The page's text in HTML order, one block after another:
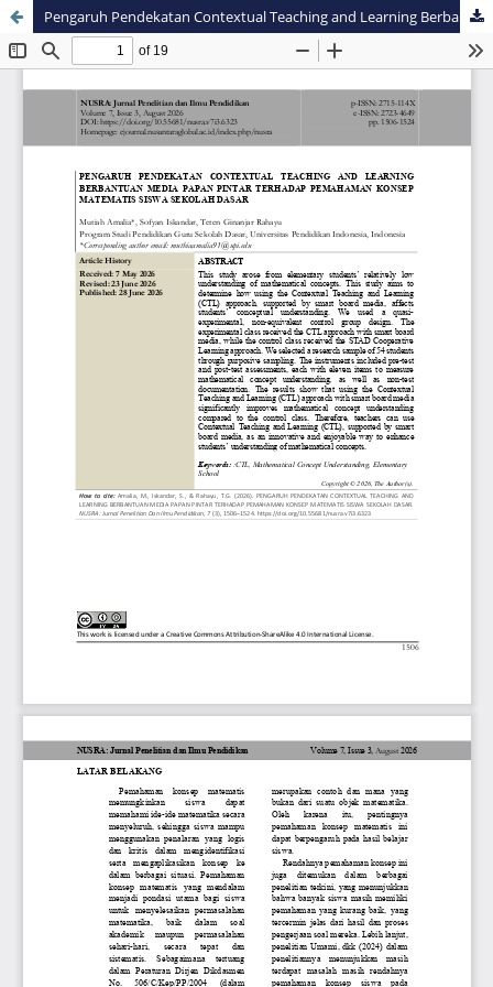
Pengaruh Pendekatan Contextual Teaching and Learning Berbantuan Media Papan Pintar Terhadap Pemahaman Konsep Matematis Siswa Sekolah Dasar